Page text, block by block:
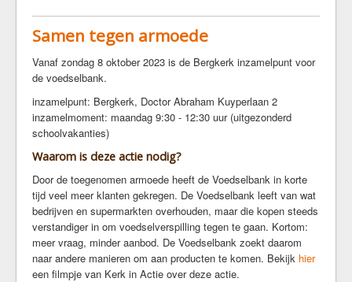
Samen tegen armoede
Vanaf zondag 8 oktober 2023 is de Bergkerk inzamelpunt voor
de voedselbank.
inzamelpunt: Bergkerk, Doctor Abraham Kuyperlaan 2
inzamelmoment: maandag 9:30 - 12:30 uur (uitgezonderd
schoolvakanties)
Waarom is deze actie nodig?
Door de toegenomen armoede heeft de Voedselbank in korte
tijd veel meer klanten gekregen. De Voedselbank leeft van wat
bedrijven en supermarkten overhouden, maar die kopen steeds
verstandiger in om voedselverspilling tegen te gaan. Kortom:
meer vraag, minder aanbod. De Voedselbank zoekt daarom
naar andere manieren om aan producten te komen. Bekijk hier
een filmpje van Kerk in Actie over deze actie.